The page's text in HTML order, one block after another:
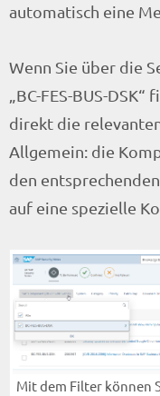
automatisch eine
Wenn Sie über die
„BC-FES-BUS-
direkt die
Allgemein: die
den
auf eine spezielle
Mit dem Filter können